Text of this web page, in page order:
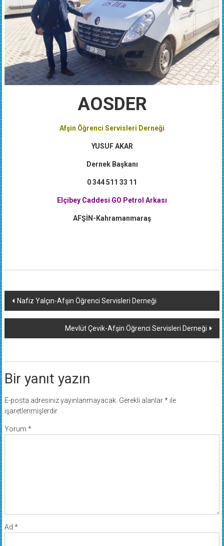
AOSDER
Afşin Öğrenci Servisleri Derneği
YUSUF AKAR
Dernek Başkanı
0 344 511 33 11
Elçibey Caddesi GO Petrol Arkası
AFŞİN-Kahramanmaraş
Yazı
dolaşımı
Nafiz Yalçın-Afşin Öğrenci Servisleri Derneği
Mevlüt Çevik-Afşin Öğrenci Servisleri Derneği
Bir yanıt yazın
E-posta adresiniz yayınlanmayacak. Gerekli alanlar*ile
işaretlenmişlerdir
Yorum *
Ad *